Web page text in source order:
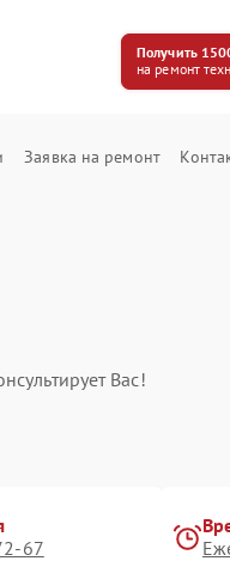
Получить
на ремонт
Заявка на ремонт
Вас!
67